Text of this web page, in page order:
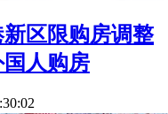
区限购房调整
人购房